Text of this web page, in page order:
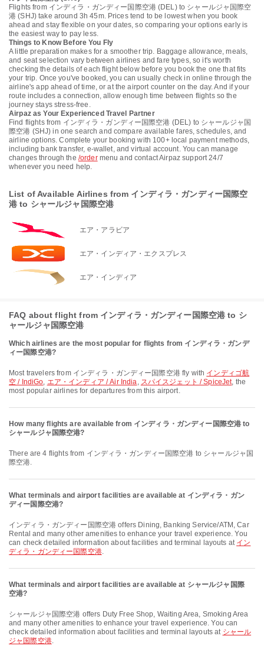
Flights from インディラ・ガンディー国際空港 (DEL) to シャールジャ国際空
港 (SHJ) take around 3h 45m. Prices tend to be lowest when you book
ahead and stay flexible on your dates, so comparing your options early is
the easiest way to pay less.
Things to Know Before You Fly
A little preparation makes for a smoother trip. Baggage allowance, meals,
and seat selection vary between airlines and fare types, so it's worth
checking the details of each flight below before you book the one that fits
your trip. Once you've booked, you can usually check in online through the
airline's app ahead of time, or at the airport counter on the day. And if your
route includes a connection, allow enough time between flights so the
journey stays stress-free.
Airpaz as Your Experienced Travel Partner
Find flights from インディラ・ガンディー国際空港 (DEL) to シャールジャ国
際空港 (SHJ) in one search and compare available fares, schedules, and
airline options. Complete your booking with 100+ local payment methods,
including bank transfer, e-wallet, and virtual account. You can manage
changes through the /ordermenu and contact Airpaz support 24/7
whenever you need help.
List of Available Airlines from インディラ・ガンディー国際空
港 to シャールジャ国際空港
エア・アラビア
エア・インディア・エクスプレス
エア・インディア
FAQ about flight from インディラ・ガンディー国際空港 to シ
ャールジャ国際空港
Which airlines are the most popular for flights from インディラ・ガンデ
ィー国際空港?
Most travelers from インディラ・ガンディー国際空港 fly with インディゴ航
空 / IndiGo, エア・インディア / Air India, スパイスジェット / SpiceJet, the
most popular airlines for departures from this airport.
How many flights are available from インディラ・ガンディー国際空港 to
シャールジャ国際空港?
There are 4 flights from インディラ・ガンディー国際空港 to シャールジャ国
際空港.
What terminals and airport facilities are available at インディラ・ガン
ディー国際空港?
インディラ・ガンディー国際空港 offers Dining, Banking Service/ATM, Car
Rental and many other amenities to enhance your travel experience. You
can check detailed information about facilities and terminal layouts at イン
ディラ・ガンディー国際空港.
What terminals and airport facilities are available at シャールジャ国際
空港?
シャールジャ国際空港 offers Duty Free Shop, Waiting Area, Smoking Area
and many other amenities to enhance your travel experience. You can
check detailed information about facilities and terminal layouts at シャール
ジャ国際空港.